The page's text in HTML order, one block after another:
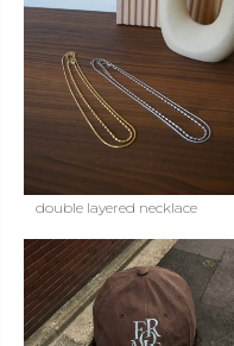
double layered necklace